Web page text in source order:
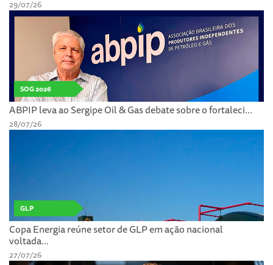
29/07/26
SOG 2026
ABPIP leva ao Sergipe Oil & Gas debate sobre o fortaleci...
28/07/26
GLP
Copa Energia reúne setor de GLP em ação nacional
voltada...
27/07/26